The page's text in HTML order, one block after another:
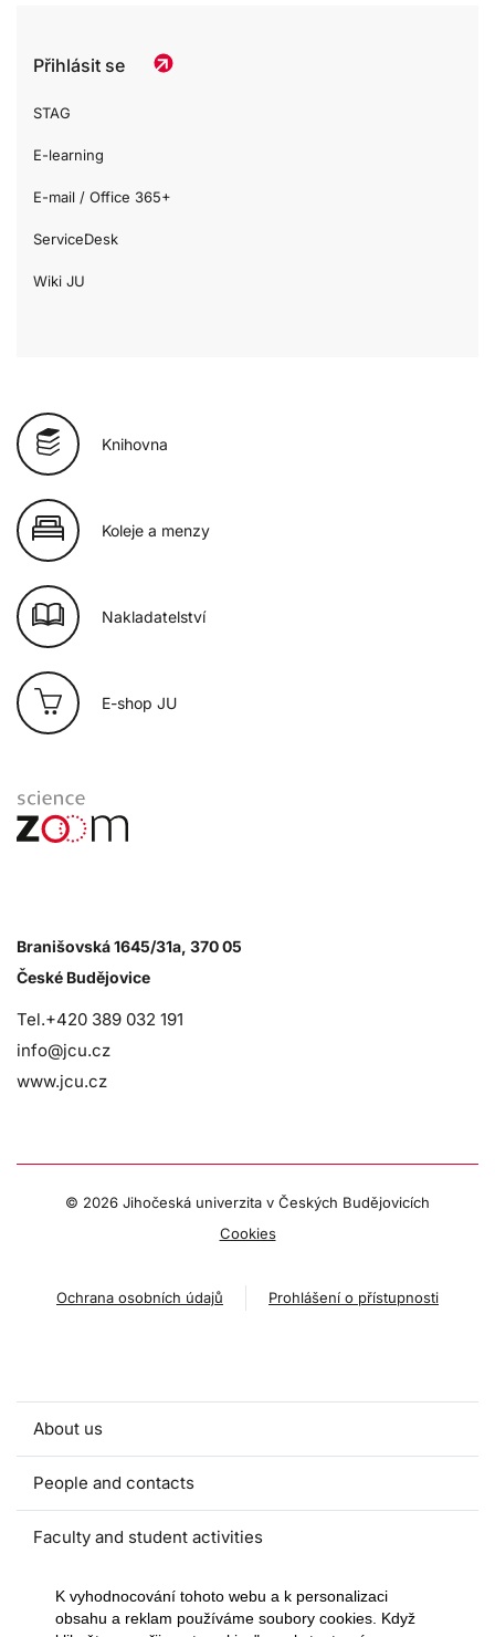
Přihlásit se
STAG
E-learning
E-mail / Office 365+
ServiceDesk
Wiki JU
Knihovna
Koleje a menzy
Nakladatelství
E-shop JU
Branišovská 1645/31a, 370 05
České Budějovice
Tel.+420 389 032 191
info@jcu.cz
www.jcu.cz
© 2026 Jihočeská univerzita v Českých Budějovicích
Cookies
Ochrana osobních údajů Prohlášení o přístupnosti
About us
People and contacts
Faculty and student activities
Projects and strategic partnerships
K vyhodnocování tohoto webu a k personalizaci
obsahu a reklam používáme soubory cookies. Když